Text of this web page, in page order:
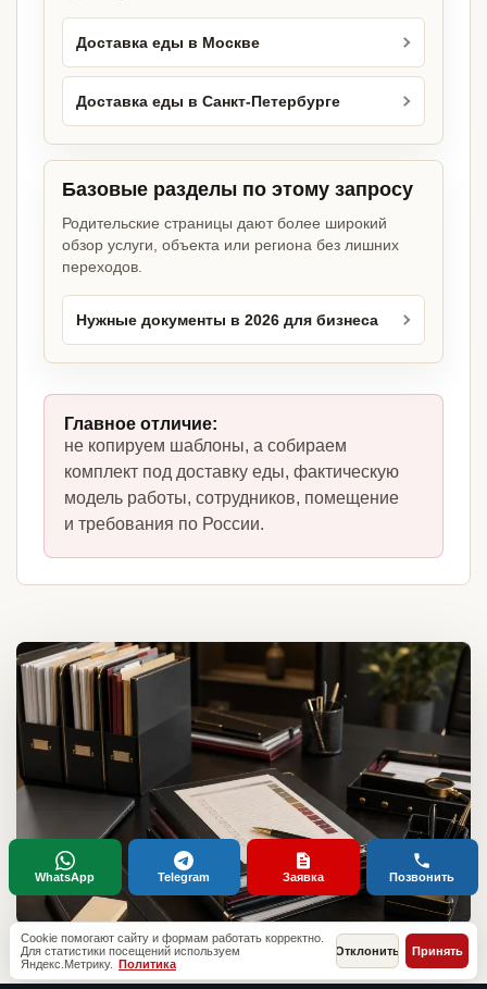
Доставка еды в Москве
Доставка еды в Санкт-Петербурге
Базовые разделы по этому запросу
Родительские страницы дают более широкий
обзор услуги, объекта или региона без лишних
переходов.
Нужные документы в 2026 для бизнеса
Главное отличие:
не копируем шаблоны, а собираем
комплект под доставку еды, фактическую
модель работы, сотрудников, помещение
и требования по России.
Cookie помогают сайту и формам работать корректно.
Для статистики посещений используем
Яндекс.Метрику. Политика
Отклонить Принять
WhatsApp Telegram Заявка Позвонить